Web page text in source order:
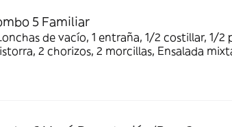
5 Familiar
de vacío, 1 entraña, 1/2 costillar, 1/2
2 chorizos, 2 morcillas, Ensalada mixta grande y